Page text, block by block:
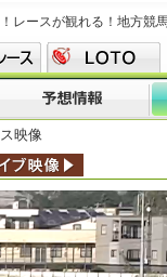
レースが観れる！地方競
映像